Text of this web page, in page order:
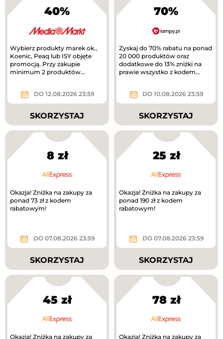
40%
Wybierz produkty marek ok.,
Koenic, Peaq lub ISY objęte
promocją. Przy zakupie
minimum 2 produktów
DO 12.08.2026 23:59
SKORZYSTAJ
70%
Zyskaj do 70% rabatu na ponad
20 000 produktów oraz
dodatkowe do 13% zniżki na
prawie wszystko z kodem
DO 10.08.2026 23:59
SKORZYSTAJ
8 zł
Okazja! Zniżka na zakupy za
ponad 73 zł z kodem
rabatowym!
DO 07.08.2026 23:59
SKORZYSTAJ
25 zł
Okazja! Zniżka na zakupy za
ponad 190 zł z kodem
rabatowym!
DO 07.08.2026 23:59
SKORZYSTAJ
45 zł
Okazja! Zniżka na zakupy za
78 zł
Okazja! Zniżka na zakupy za